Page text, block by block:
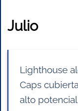
Julio
Lighthouse
Caps
alto